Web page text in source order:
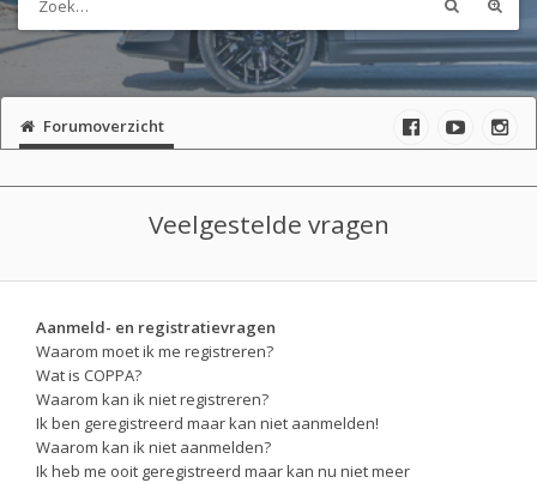
Forumoverzicht
Veelgestelde vragen
Aanmeld- en registratievragen
Waarom moet ik me registreren?
Wat is COPPA?
Waarom kan ik niet registreren?
Ik ben geregistreerd maar kan niet aanmelden!
Waarom kan ik niet aanmelden?
Ik heb me ooit geregistreerd maar kan nu niet meer